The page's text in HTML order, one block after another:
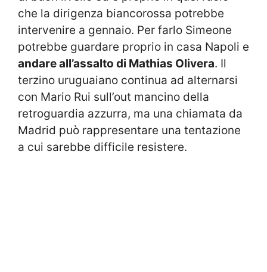
che la dirigenza biancorossa potrebbe
intervenire a gennaio. Per farlo Simeone
potrebbe guardare proprio in casa Napoli e
andare all’assalto di Mathias Olivera. Il
terzino uruguaiano continua ad alternarsi
con Mario Rui sull’out mancino della
retroguardia azzurra, ma una chiamata da
Madrid può rappresentare una tentazione
a cui sarebbe difficile resistere.